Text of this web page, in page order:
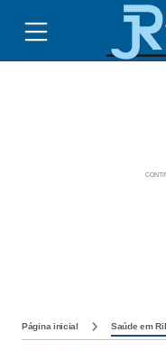
Página inicial Saúde em